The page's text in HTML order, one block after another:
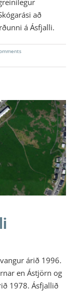
að
á Ásfjalli.
árið 1996.
en Ástjörn og
1978. Ásfjallið